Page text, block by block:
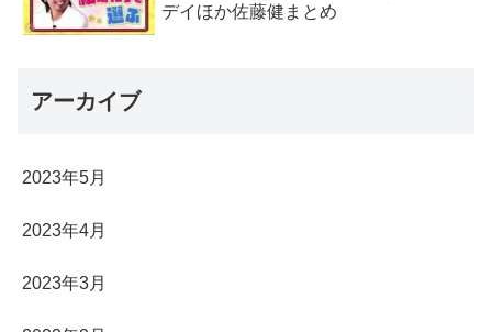
デイほか佐藤健まとめ
アーカイブ
2023年5月
2023年4月
2023年3月